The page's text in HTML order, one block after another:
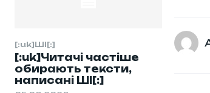
[:uk]ШІ[:]
[:uk]Читачі частіше
обирають тексти,
написані ШІ[:]